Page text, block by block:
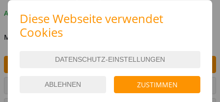
Auf Lager
MENGE
IN DEN WARENKORB
ARTIKEL AUF WUNSCHLISTE SETZEN
Diese Webseite verwendet
Cookies
ZUSTIMMEN